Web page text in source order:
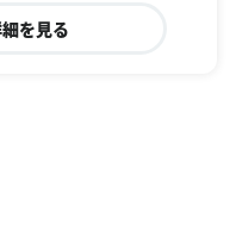
を見る